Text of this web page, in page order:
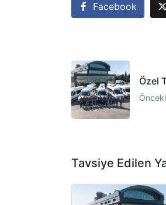
Facebook
Özel
Önceki
Tavsiye Edilen